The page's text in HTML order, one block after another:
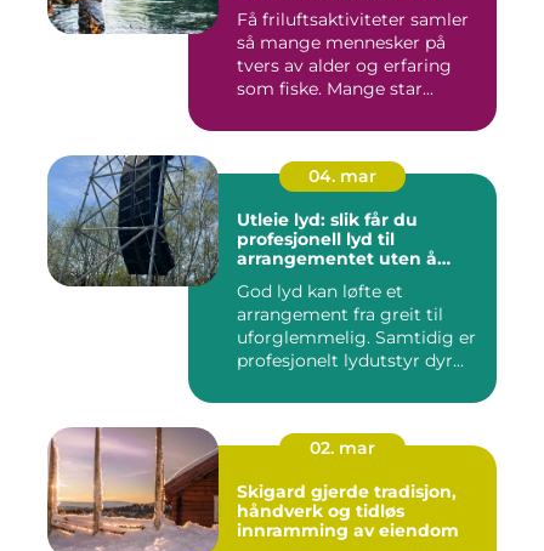
Få friluftsaktiviteter samler
så mange mennesker på
tvers av alder og erfaring
som fiske. Mange star...
04. mar
Utleie lyd: slik får du
profesjonell lyd til
arrangementet uten å
God lyd kan løfte et
arrangement fra greit til
uforglemmelig. Samtidig er
profesjonelt lydutstyr dyr...
02. mar
Skigard gjerde tradisjon,
håndverk og tidløs
innramming av eiendom